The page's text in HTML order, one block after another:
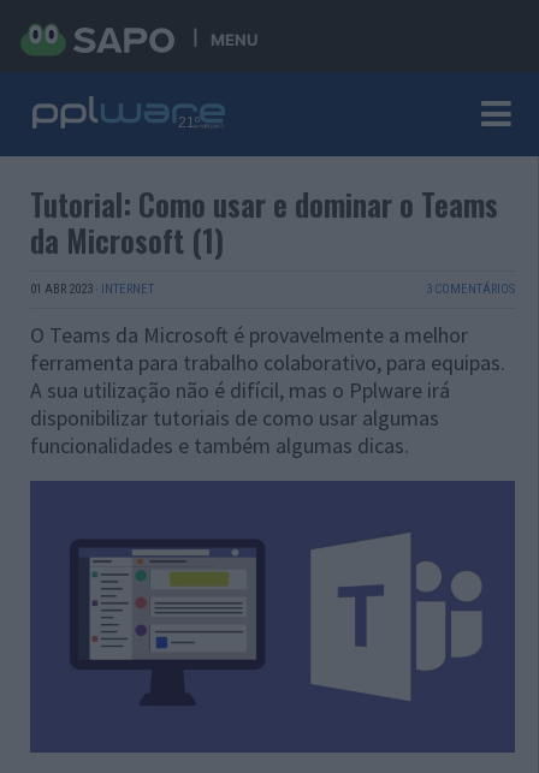
MENU
Tutorial: Como usar e dominar o Teams
da Microsoft (1)
01 ABR 2023 · INTERNET 3 COMENTÁRIOS
O Teams da Microsoft é provavelmente a melhor
ferramenta para trabalho colaborativo, para equipas.
A sua utilização não é difícil, mas o Pplware irá
disponibilizar tutoriais de como usar algumas
funcionalidades e também algumas dicas.